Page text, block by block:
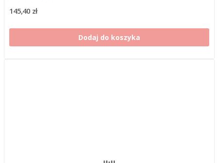
145,40 zł
Dodaj do koszyka